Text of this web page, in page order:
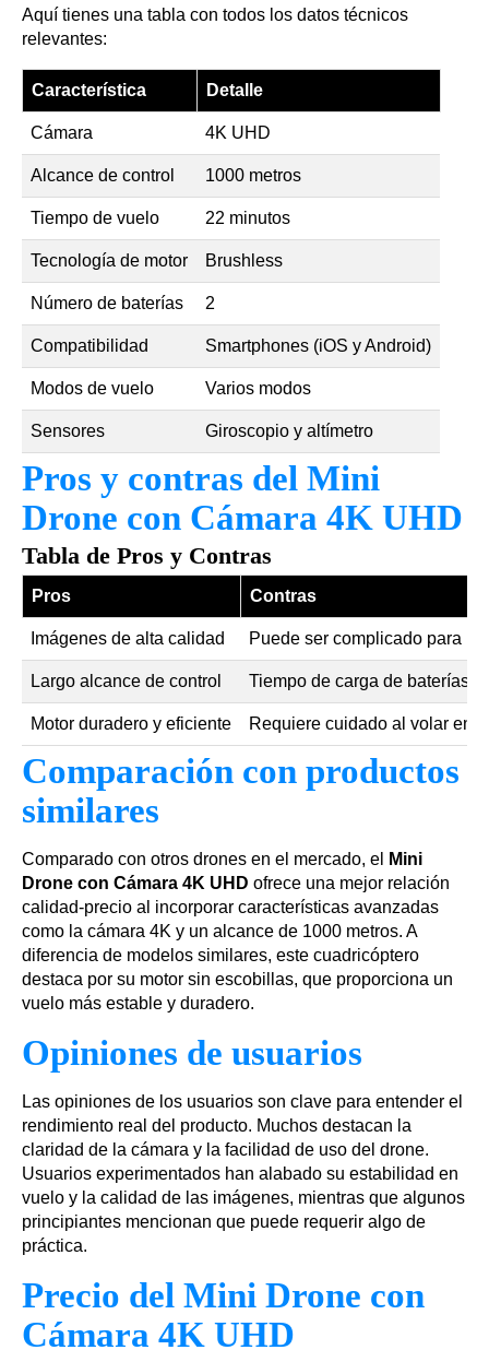
Aquí tienes una tabla con todos los datos técnicos
relevantes:
Característica Detalle
Cámara 4K UHD
Alcance de control 1000 metros
Tiempo de vuelo 22 minutos
Tecnología de motor Brushless
Número de baterías 2
Compatibilidad Smartphones (iOS y Android)
Modos de vuelo Varios modos
Sensores Giroscopio y altímetro
Pros y contras del Mini
Drone con Cámara 4K UHD
Tabla de Pros y Contras
Pros Contras
Imágenes de alta calidad Puede ser complicado para
Largo alcance de control Tiempo de carga de baterías
Motor duradero y eficiente Requiere cuidado al volar en
Comparación con productos
similares
Comparado con otros drones en el mercado, el
Mini
Drone con Cámara 4K UHD ofrece una mejor relación
calidad-precio al incorporar características avanzadas
como la cámara 4K y un alcance de 1000 metros. A
diferencia de modelos similares, este cuadricóptero
destaca por su motor sin escobillas, que proporciona un
vuelo más estable y duradero.
Opiniones de usuarios
Las opiniones de los usuarios son clave para entender el
rendimiento real del producto. Muchos destacan la
claridad de la cámara y la facilidad de uso del drone.
Usuarios experimentados han alabado su estabilidad en
vuelo y la calidad de las imágenes, mientras que algunos
principiantes mencionan que puede requerir algo de
práctica.
Precio del Mini Drone con
Cámara 4K UHD